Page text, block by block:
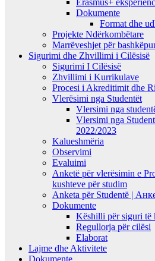
Dokumente
Format dhe
Projekte Ndërkombëtare
Marrëveshjet për
Sigurimi dhe Zhvillimi i Cilësisë
Sigurimi I Cilësisë
Zhvillimi i Kurrikulave
Procesi i Akreditimit dhe
Vlerësimi nga Studentët
Vlersimi nga
Vlersimi nga
2022/2023
Kalueshmëria
Observimi
Evaluimi
Anketë për vlerësimin e
kushteve për studim
Anketa për Studentë |
Dokumente
Këshilli për siguri të
Regullorja për cilësi
Elaborat
Lajme dhe Aktivitete
Dokumente